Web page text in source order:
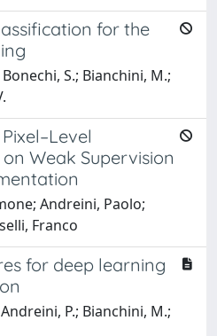
for the
S.; Bianchini, M.;
Weak Supervision
Andreini, Paolo;
Franco
for deep learning
P.; Bianchini, M.;